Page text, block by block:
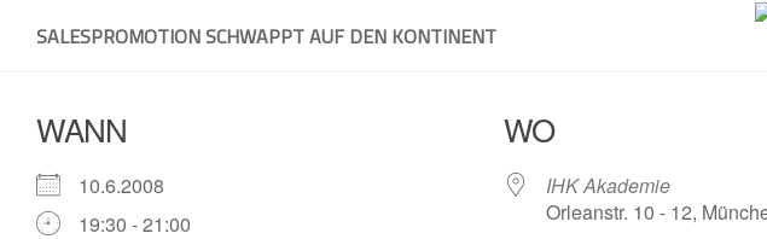
SALESPROMOTION SCHWAPPT AUF DEN KONTINENT
WANN
10.6.2008
19:30 - 21:00
WO
IHK Akademie
Orleanstr. 10 - 12,